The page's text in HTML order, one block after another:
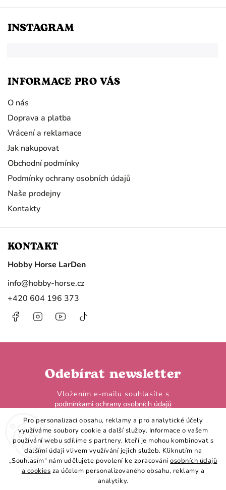
Pro personalizaci obsahu, reklamy a pro analytické účely
využíváme soubory cookie a další služby. Informace o vašem
používání webu sdílíme s partnery, kteří je mohou kombinovat s
dalšími údaji vlivem využívání jejich služeb. Kliknutím na
„Souhlasím“ nám udělujete povolení ke zpracováníosobních údajů
a cookies za účelem personalizovaného obsahu, reklamy a
analytiky.
INSTAGRAM
Odebírat newsletter
Vložením e-mailu souhlasíte s
podmínkami ochrany osobních údajů
Přihlásit se
INFORMACE PRO VÁS
O nás
Doprava a platba
Vrácení a reklamace
Jak nakupovat
Obchodní podmínky
Podmínky ochrany osobních údajů
Naše prodejny
Kontakty
KONTAKT
Hobby Horse LarDen
info@hobby-horse.cz
+420 604 196 373
FacebookInstagramhttps://www.youtube.com/